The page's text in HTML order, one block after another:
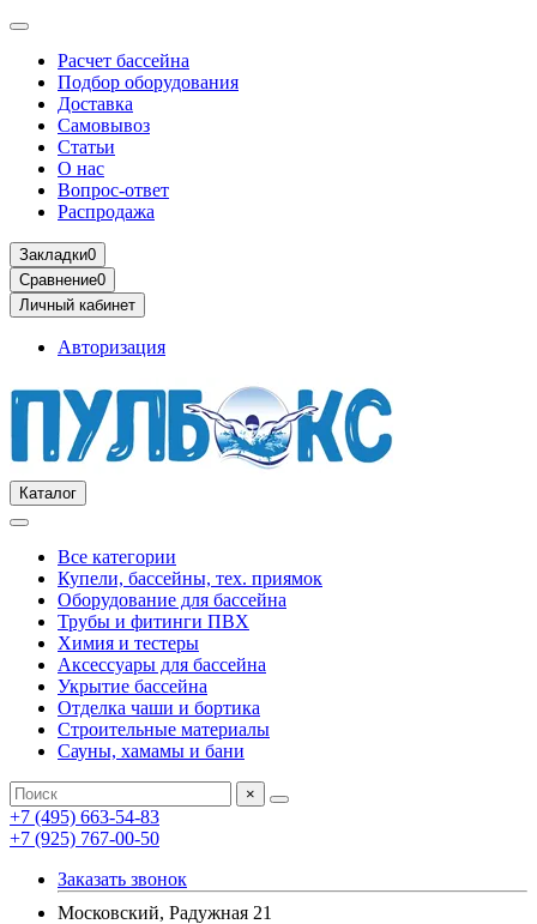
Расчет бассейна
Подбор оборудования
Доставка
Самовывоз
Статьи
О нас
Вопрос-ответ
Распродажа
Закладки0
Сравнение0
Личный кабинет
Авторизация
Каталог
Все категории
Купели, бассейны, тех. приямок
Оборудование для бассейна
Трубы и фитинги ПВХ
Химия и тестеры
Аксессуары для бассейна
Укрытие бассейна
Отделка чаши и бортика
Строительные материалы
Сауны, хамамы и бани
×
+7 (495) 663-54-83
+7 (925) 767-00-50
Заказать звонок
Московский, Радужная 21